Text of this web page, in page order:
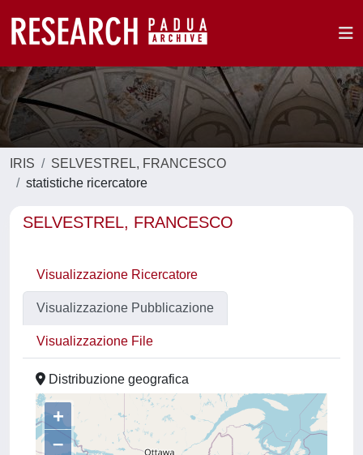
IRIS
SELVESTREL, FRANCESCO
statistiche ricercatore
SELVESTREL, FRANCESCO
Visualizzazione Ricercatore
Visualizzazione Pubblicazione
Visualizzazione File
Distribuzione geografica
+
–